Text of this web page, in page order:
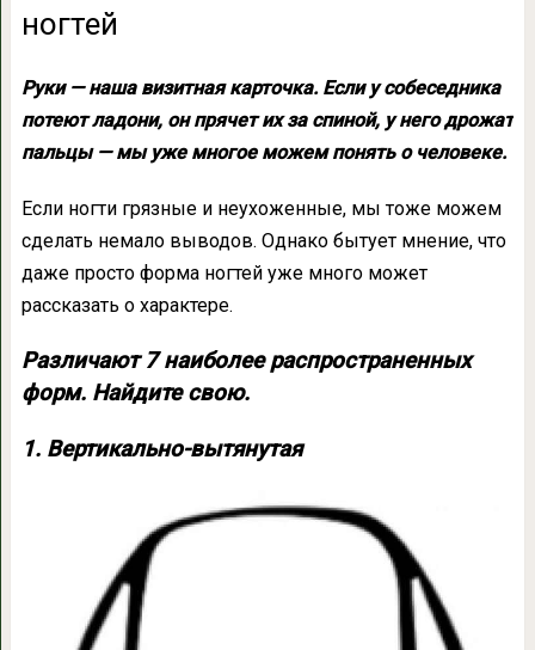
ногтей
Руки — наша визитная карточка. Если у собеседника
потеют ладони, он прячет их за спиной, у него дрожат
пальцы — мы уже многое можем понять о человеке.
Если ногти грязные и неухоженные, мы тоже можем
сделать немало выводов. Однако бытует мнение, что
даже просто форма ногтей уже много может
рассказать о характере.
Различают 7 наиболее распространенных
форм. Найдите свою.
1. Вертикально-вытянутая